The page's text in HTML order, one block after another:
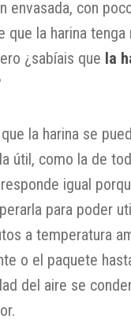
envasada, con
la harina tenga
¿sabíais que la
la harina se
útil, como la de
igual
para poder
a temperatura
o el paquete
del aire se